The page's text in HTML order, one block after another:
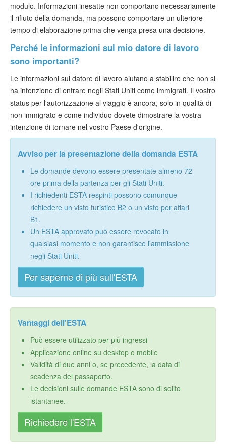
modulo. Informazioni inesatte non comportano necessariamente
il rifiuto della domanda, ma possono comportare un ulteriore
tempo di elaborazione prima che venga presa una decisione.
Perché le informazioni sul mio datore di lavoro
sono importanti?
Le informazioni sul datore di lavoro aiutano a stabilire che non si
ha intenzione di entrare negli Stati Uniti come immigrati. Il vostro
status per l'autorizzazione al viaggio è ancora, solo in qualità di
non immigrato e come individuo dovete dimostrare la vostra
intenzione di tornare nel vostro Paese d'origine.
Avviso per la presentazione della domanda ESTA
Le domande devono essere presentate almeno 72
ore prima della partenza per gli Stati Uniti.
I richiedenti ESTA respinti possono comunque
richiedere un visto turistico B2 o un visto per affari
B1.
Un ESTA approvato può essere revocato in
qualsiasi momento e non garantisce l'ammissione
negli Stati Uniti.
Per saperne di più sull'ESTA
Vantaggi dell'ESTA
Può essere utilizzato per più ingressi
Applicazione online su desktop o mobile
Validità di due anni o, se precedente, la data di
scadenza del passaporto.
Le decisioni sulle domande ESTA sono di solito
istantanee.
Richiedere l'ESTA